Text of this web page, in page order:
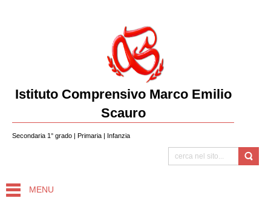
Istituto Comprensivo Marco Emilio
Scauro
Secondaria 1° grado | Primaria | Infanzia
MENU